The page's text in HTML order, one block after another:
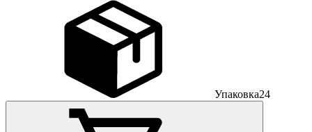
Упаковка24